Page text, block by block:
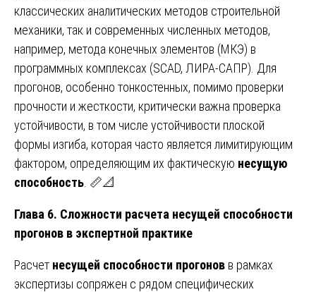
классических аналитических методов строительной
механики, так и современных численных методов,
например, метода конечных элементов (МКЭ) в
программных комплексах (SCAD, ЛИРА-САПР). Для
прогонов, особенно тонкостенных, помимо проверки
прочности и жесткости, критически важна проверка
устойчивости, в том числе устойчивости плоской
формы изгиба, которая часто является лимитирующим
фактором, определяющим их фактическую несущую
способность . 📏📐
Глава 6. Сложности расчета несущей способности
прогонов в экспертной практике
Расчет несущей способности прогонов в рамках
экспертизы сопряжен с рядом специфических